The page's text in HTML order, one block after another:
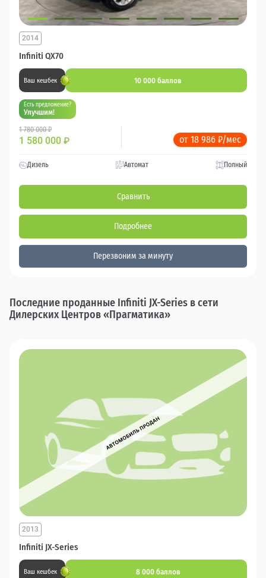
Infiniti QX70
2014
Ваш кешбек 10 000 баллов
Есть предложение?
Улучшим!
1 780 000 ₽
1 580 000 ₽ от 18 986 ₽/мес
Дизель Автомат Полный
Сравнить
Подробнее
Перезвоним за минуту
Последние проданные Infiniti JX-Series в сети
Дилерских Центров «Прагматика»
Infiniti JX-Series
2013
Ваш кешбек 8 000 баллов